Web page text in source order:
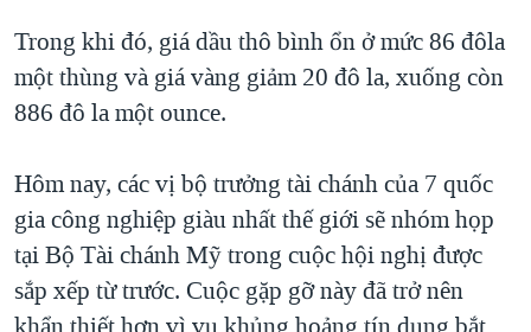
Trong khi đó, giá dầu thô bình ổn ở mức 86 đôla
một thùng và giá vàng giảm 20 đô la, xuống còn
886 đô la một ounce.
Hôm nay, các vị bộ trưởng tài chánh của 7 quốc
gia công nghiệp giàu nhất thế giới sẽ nhóm họp
tại Bộ Tài chánh Mỹ trong cuộc hội nghị được
sắp xếp từ trước. Cuộc gặp gỡ này đã trở nên